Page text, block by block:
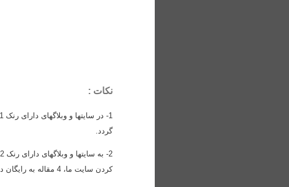
نکات :
1- در سایتها و وبلاگهای دارای رنک 1 به پایین، باید لینک سایت ما
گردد.
2- به سایتها و وبلاگهای دارای رنک 2 به بالا،
کردن سایت ما، 4 مقاله به رایگان دریافت میکند.